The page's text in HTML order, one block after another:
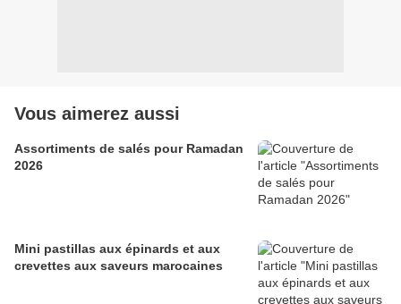
Vous aimerez aussi
Assortiments de salés pour Ramadan
2026
Mini pastillas aux épinards et aux
crevettes aux saveurs marocaines